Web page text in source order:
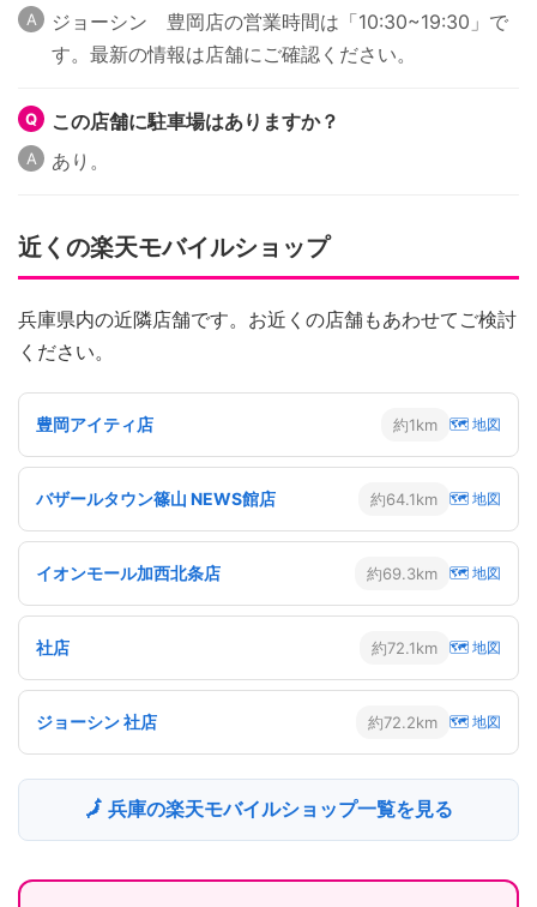
ジョーシン 豊岡店の営業時間は「10:30~19:30」で
す。最新の情報は店舗にご確認ください。
この店舗に駐車場はありますか？
あり。
近くの楽天モバイルショップ
兵庫県内の近隣店舗です。お近くの店舗もあわせてご検討
ください。
豊岡アイティ店 約1km 🗺 地図
バザールタウン篠山 NEWS館店 約64.1km 🗺 地図
イオンモール加西北条店 約69.3km 🗺 地図
社店 約72.1km 🗺 地図
ジョーシン 社店 約72.2km 🗺 地図
🗾 兵庫の楽天モバイルショップ一覧を見る